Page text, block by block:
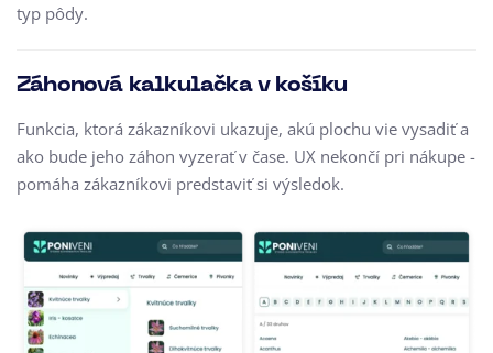
typ pôdy.
Záhonová kalkulačka v košíku
Funkcia, ktorá zákazníkovi ukazuje, akú plochu vie vysadiť a
ako bude jeho záhon vyzerať v čase. UX nekončí pri nákupe -
pomáha zákazníkovi predstaviť si výsledok.